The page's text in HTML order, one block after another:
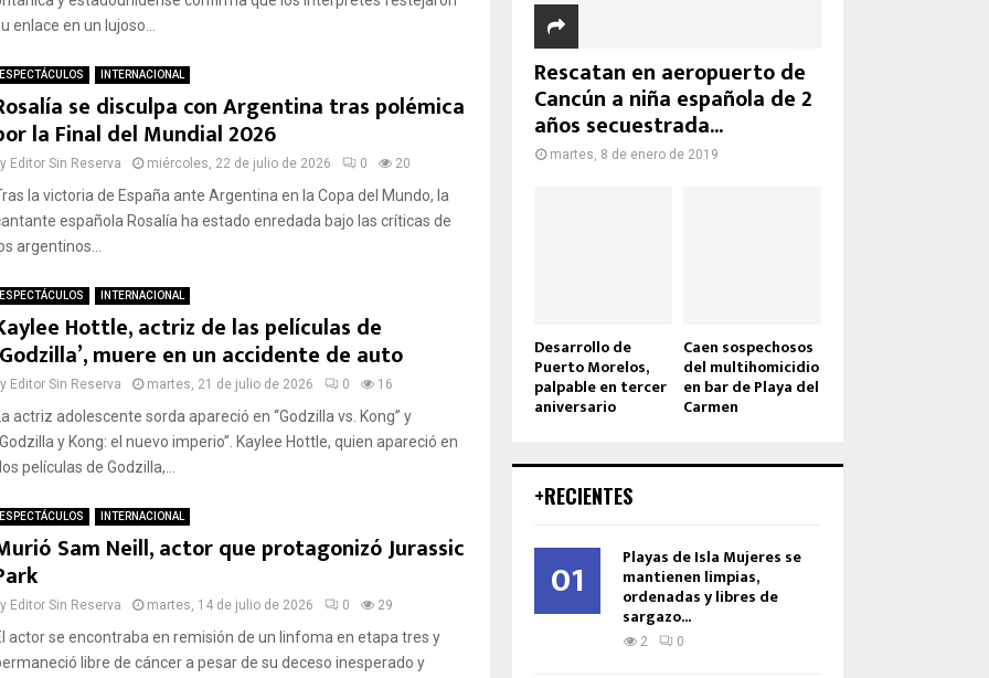
enlace en un lujoso...
ESPECTÁCULOS INTERNACIONAL
se disculpa con Argentina tras polémica
la Final del Mundial 2026
Editor Sin Reserva miércoles, 22 de julio de 2026 0 20
la victoria de España ante Argentina en la Copa del Mundo, la
española Rosalía ha estado enredada bajo las críticas de
argentinos...
ESPECTÁCULOS INTERNACIONAL
Hottle, actriz de las películas de
muere en un accidente de auto
Editor Sin Reserva martes, 21 de julio de 2026 0 16
actriz adolescente sorda apareció en “Godzilla vs. Kong” y
y Kong: el nuevo imperio”. Kaylee Hottle, quien apareció en
películas de Godzilla,...
ESPECTÁCULOS INTERNACIONAL
Sam Neill, actor que protagonizó Jurassic
Editor Sin Reserva martes, 14 de julio de 2026 0 29
actor se encontraba en remisión de un linfoma en etapa tres y
libre de cáncer a pesar de su deceso inesperado y
Rescatan en aeropuerto de
Cancún a niña española de 2
años secuestrada...
martes, 8 de enero de 2019
Desarrollo de
Puerto Morelos,
palpable en tercer
aniversario
Caen sospechosos
del multihomicidio
en bar de Playa del
Carmen
+RECIENTES
01 Playas de Isla Mujeres se
mantienen limpias,
ordenadas y libres de
sargazo...
2 0